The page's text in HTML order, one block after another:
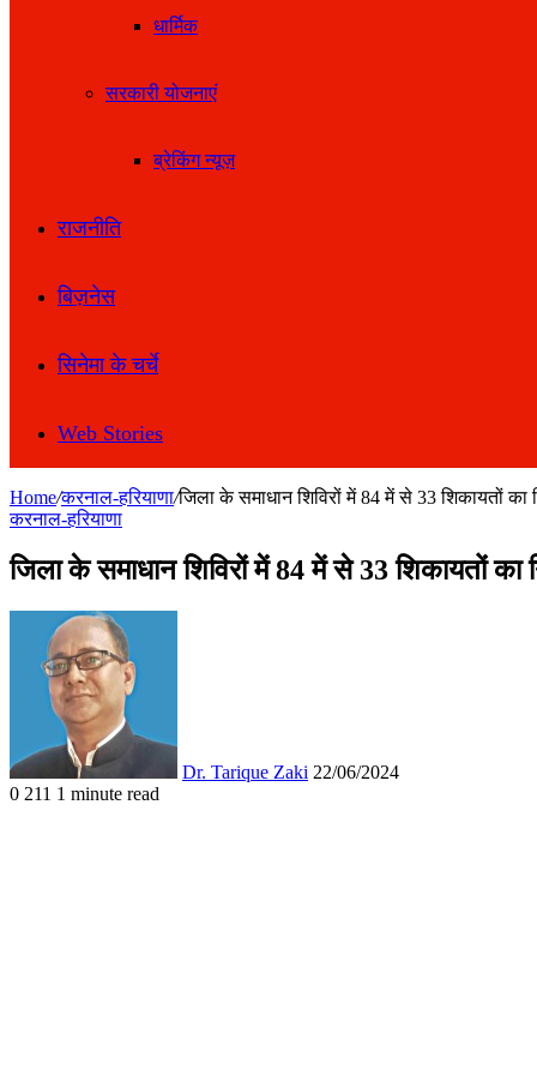
धार्मिक
सरकारी योजनाएं
ब्रेकिंग न्यूज़
राजनीति
बिज़नेस
सिनेमा के चर्चे
Web Stories
Home/करनाल-हरियाणा/जिला के समाधान शिविरों में 84 में से 33 शिकायतों का
करनाल-हरियाणा
जिला के समाधान शिविरों में 84 में से 33 शिकायतों का
Dr. Tarique Zaki 22/06/2024
0 211 1 minute read